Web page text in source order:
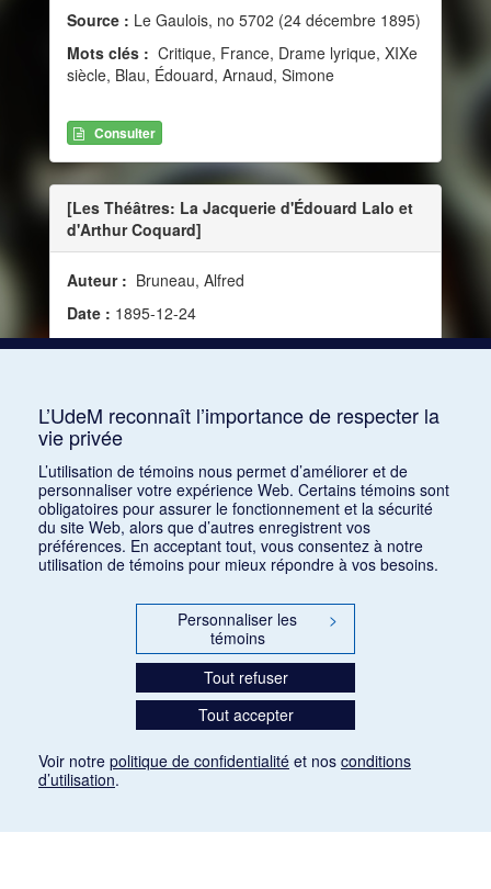
Source : Le Gaulois, no 5702 (24 décembre 1895)
Mots clés : Critique, France, Drame lyrique, XIXe
siècle, Blau, Édouard, Arnaud, Simone
Consulter
[Les Théâtres: La Jacquerie d'Édouard Lalo et
d'Arthur Coquard]
Auteur : Bruneau, Alfred
Date : 1895-12-24
Source :Le Figaro, no 358 (24 décembre 1895)
L’UdeM reconnaît l’importance de respecter la
vie privée
L’utilisation de témoins nous permet d’améliorer et de
personnaliser votre expérience Web. Certains témoins sont
obligatoires pour assurer le fonctionnement et la sécurité
du site Web, alors que d’autres enregistrent vos
préférences. En acceptant tout, vous consentez à notre
utilisation de témoins pour mieux répondre à vos besoins.
Personnaliser les
témoins
>
Tout refuser
Tout accepter
Voir notre politique de confidentialité et nos conditions
d’utilisation.